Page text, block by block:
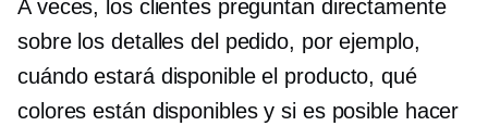
A veces, los clientes preguntan directamente
sobre los detalles del pedido, por ejemplo,
cuándo estará disponible el producto, qué
colores están disponibles y si es posible hacer